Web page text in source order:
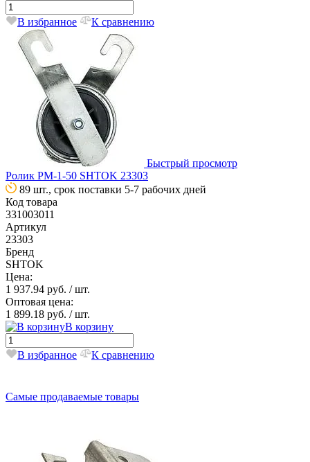
В избранное К сравнению
Быстрый просмотр
Ролик РМ-1-50 SHTOK 23303
89 шт., срок поставки 5-7 рабочих дней
Код товара
331003011
Артикул
23303
Бренд
SHTOK
Цена:
1 937.94 руб. / шт.
Оптовая цена:
1 899.18 руб. / шт.
В корзину
В избранное К сравнению
Самые продаваемые товары